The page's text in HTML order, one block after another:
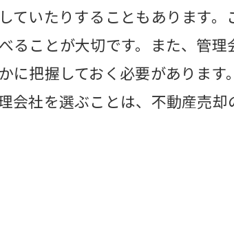
ていたりすることもあります。
ることが大切です。また、管
把握しておく必要があります
社を選ぶことは、不動産売却